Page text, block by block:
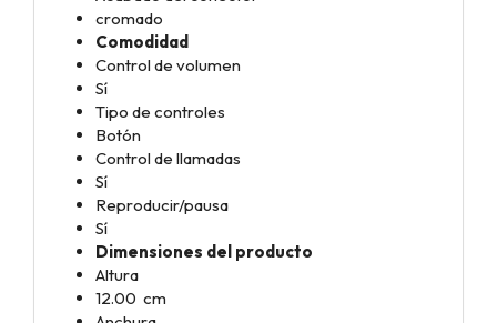
cromado
Comodidad
Control de volumen
Sí
Tipo de controles
Botón
Control de llamadas
Sí
Reproducir/pausa
Sí
Dimensiones del producto
Altura
12.00 cm